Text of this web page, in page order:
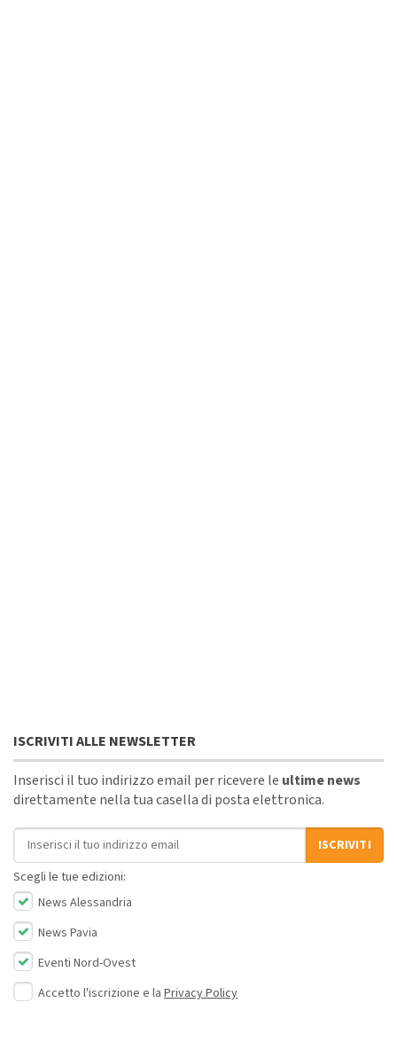
ISCRIVITI ALLE NEWSLETTER
Inserisci il tuo indirizzo email per ricevere le ultime news
direttamente nella tua casella di posta elettronica.
Indirizzo email
ISCRIVITI
Scegli le tue edizioni:
News Alessandria
News Pavia
Eventi Nord-Ovest
Accetto l'iscrizione e la Privacy Policy